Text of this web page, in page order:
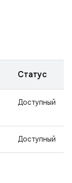
Статус
Доступный
Доступный